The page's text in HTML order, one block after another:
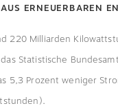
ERNEUERBAREN
220 Milliarden
Statistische
5,3 Prozent weniger